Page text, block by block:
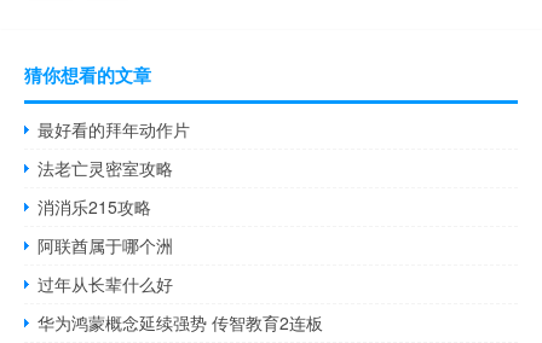
猜你想看的文章
最好看的拜年动作片
法老亡灵密室攻略
消消乐215攻略
阿联酋属于哪个洲
过年从长辈什么好
华为鸿蒙概念延续强势 传智教育2连板